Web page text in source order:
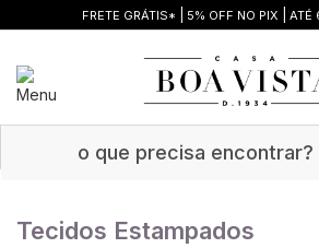
FRETE GRÁTIS* 5% OFF NO PIX ATÉ
Tecidos Estampados